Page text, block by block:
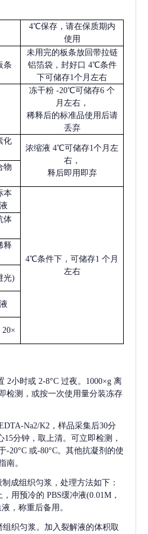
4℃保存，请在保质期内
使用
条
未用完的板条放回带拉链
铝箔袋，封好口 4℃条件
下可储存1个月左右
冻干粉 -20℃可储存6 个
月左右，
稀释后的标准品使用后请
丢弃
化
浓缩液 4℃可储存1个月左
右，
释后即用即弃
物
本
4℃条件下，可储存1 个月
左右
体
释
光)
20×
2小时或 2-8°C 过夜。1000×g 离
检测，或按一次使用量分装冻存
Na2/K2，样品采集后30分
15分钟，取上清。可立即检测，
-20°C 或-80°C。其他抗凝剂的使
南。
成组织匀浆，处理方法如下：
，用预冷的 PBS缓冲液(0.01M，
，称重后备用。
织匀浆。加入裂解液的体积取